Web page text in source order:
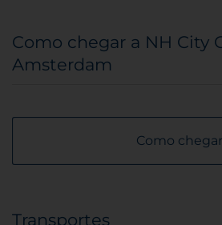
Como chegar a NH City
Amsterdam
Como chegar
Transportes